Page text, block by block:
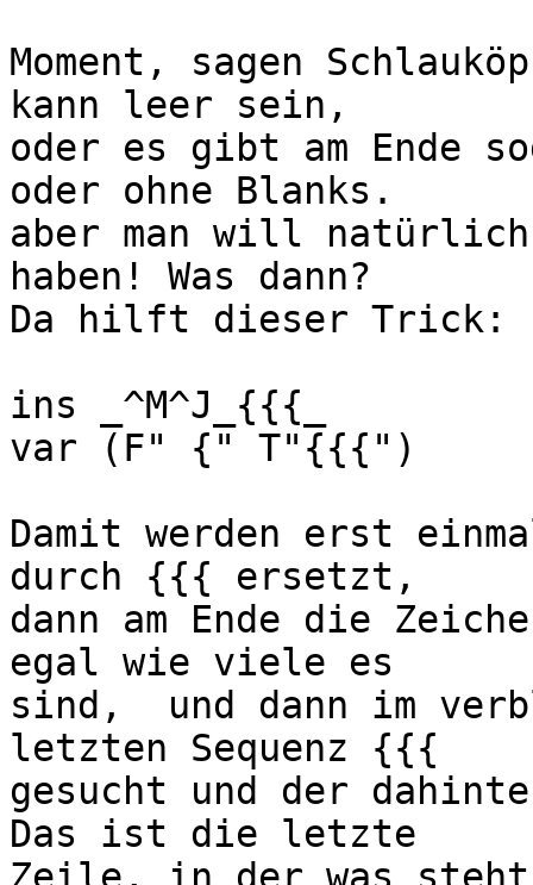
Moment, sagen
kann leer sein,
oder es gibt am Ende
oder ohne Blanks.
aber man will
haben! Was dann?
Da hilft dieser Trick:
ins _^M^J_{{{_
var (F" {" T"{{{")
Damit werden erst
durch {{{ ersetzt,
dann am Ende die
egal wie viele es
sind,  und dann im
letzten Sequenz {{{
gesucht und der
Das ist die letzte